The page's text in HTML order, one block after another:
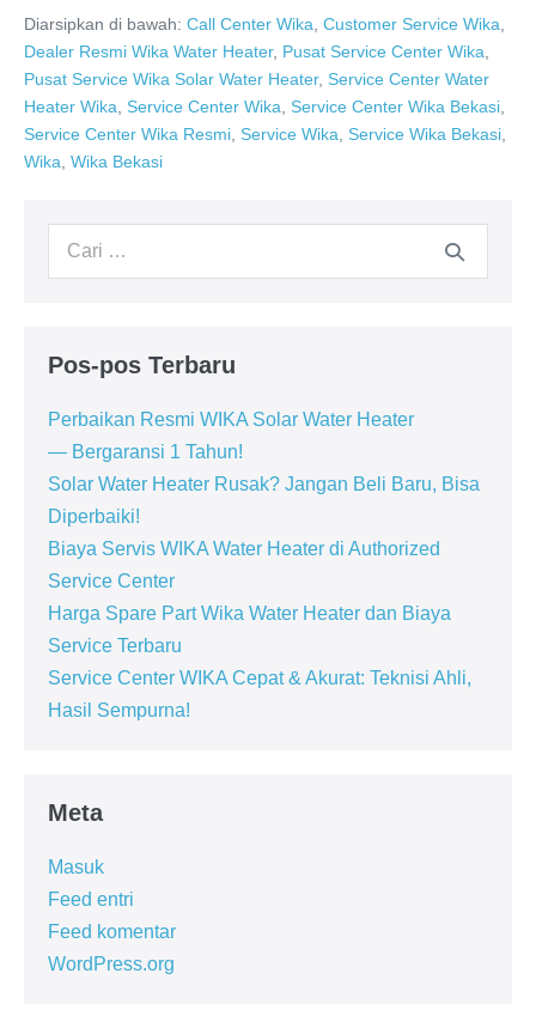
Bekasi
0811-
611-
457
Dealer
Diarsipkan di bawah: Call Center Wika Customer Service Wika
Dealer Resmi Wika Water Heater, Pusat Service Center Wika
Pusat Service Wika Solar Water Heater, Service Center Water
Heater Wika
Service Center Wika Service Center Wika Bekasi
Service Center Wika Resmi Service Wika Service Wika Bekasi
Wika Wika Bekasi
Pencarian
Pos-pos Terbaru
Perbaikan Resmi WIKA Solar Water Heater
— Bergaransi 1 Tahun!
Solar Water Heater Rusak? Jangan Beli Baru, Bisa
Diperbaiki!
Biaya Servis WIKA Water Heater di Authorized
Service Center
Harga Spare Part Wika Water Heater dan Biaya
Service Terbaru
Service Center WIKA Cepat & Akurat: Teknisi Ahli,
Hasil Sempurna!
Meta
Masuk
Feed entri
Feed komentar
WordPress.org